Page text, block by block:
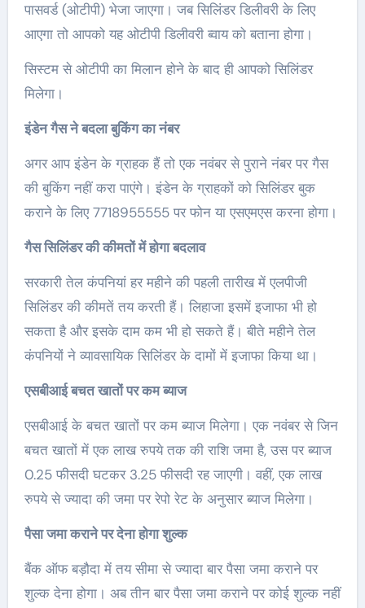
पासवर्ड (ओटीपी) भेजा जाएगा। जब सिलिंडर डिलीवरी के लिए
आएगा तो आपको यह ओटीपी डिलीवरी ब्वाय को बताना होगा।
सिस्टम से ओटीपी का मिलान होने के बाद ही आपको सिलिंडर
मिलेगा।
इंडेन गैस ने बदला बुकिंग का नंबर
अगर आप इंडेन के ग्राहक हैं तो एक नवंबर से पुराने नंबर पर गैस
की बुकिंग नहीं करा पाएंगे। इंडेन के ग्राहकों को सिलिंडर बुक
कराने के लिए 7718955555 पर फोन या एसएमएस करना होगा।
गैस सिलिंडर की कीमतों में होगा बदलाव
सरकारी तेल कंपनियां हर महीने की पहली तारीख में एलपीजी
सिलिंडर की कीमतें तय करती हैं। लिहाजा इसमें इजाफा भी हो
सकता है और इसके दाम कम भी हो सकते हैं। बीते महीने तेल
कंपनियों ने व्यावसायिक सिलिंडर के दामों में इजाफा किया था।
एसबीआई बचत खातों पर कम ब्याज
एसबीआई के बचत खातों पर कम ब्याज मिलेगा। एक नवंबर से जिन
बचत खातों में एक लाख रुपये तक की राशि जमा है, उस पर ब्याज
0.25 फीसदी घटकर 3.25 फीसदी रह जाएगी। वहीं, एक लाख
रुपये से ज्यादा की जमा पर रेपो रेट के अनुसार ब्याज मिलेगा।
पैसा जमा कराने पर देना होगा शुल्क
बैंक ऑफ बड़ौदा में तय सीमा से ज्यादा बार पैसा जमा कराने पर
शुल्क देना होगा। अब तीन बार पैसा जमा कराने पर कोई शुल्क नहीं